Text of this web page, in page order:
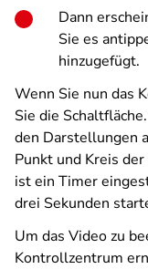
Dann
Sie es
hinzugefügt.
Wenn Sie nun das
Sie die
den Darstellungen
Punkt und Kreis
ist ein Timer
drei Sekunden
Um das Video zu
Kontrollzentrum